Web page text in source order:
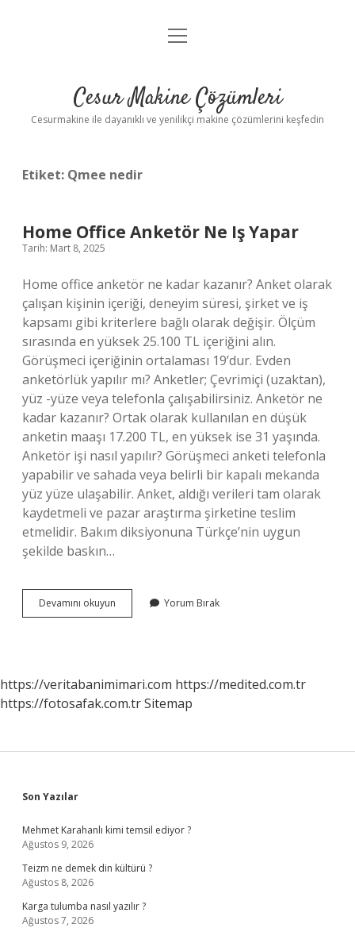
Anasayfa
Yasal Uyarı
menüyü
Cesur Makine Çözümleri
Cesurmakine ile dayanıklı ve yenilikçi makine çözümlerini keşfedin
Etiket: Qmee nedir
Home Office Anketör Ne Iş Yapar
Tarih: Mart 8, 2025
Home office anketör ne kadar kazanır? Anket olarak
çalışan kişinin içeriği, deneyim süresi, şirket ve iş
kapsamı gibi kriterlere bağlı olarak değişir. Ölçüm
sırasında en yüksek 25.100 TL içeriğini alın.
Görüşmeci içeriğinin ortalaması 19’dur. Evden
anketörlük yapılır mı? Anketler; Çevrimiçi (uzaktan),
yüz -yüze veya telefonla çalışabilirsiniz. Anketör ne
kadar kazanır? Ortak olarak kullanılan en düşük
anketin maaşı 17.200 TL, en yüksek ise 31 yaşında.
Anketör işi nasıl yapılır? Görüşmeci anketi telefonla
yapabilir ve sahada veya belirli bir kapalı mekanda
yüz yüze ulaşabilir. Anket, aldığı verileri tam olarak
kaydetmeli ve pazar araştırma şirketine teslim
etmelidir. Bakım diksiyonuna Türkçe’nin uygun
şekilde baskın…
Devamını okuyun
Office
Yorum Bırak
https://veritabanimimari.com https://medited.com.tr
https://fotosafak.com.trSitemap
Sidebar
Son Yazılar
Mehmet Karahanlı kimi temsil ediyor ?
Ağustos 9, 2026
Teizm ne demek din kültürü ?
Ağustos 8, 2026
Karga tulumba nasıl yazılır ?
Ağustos 7, 2026